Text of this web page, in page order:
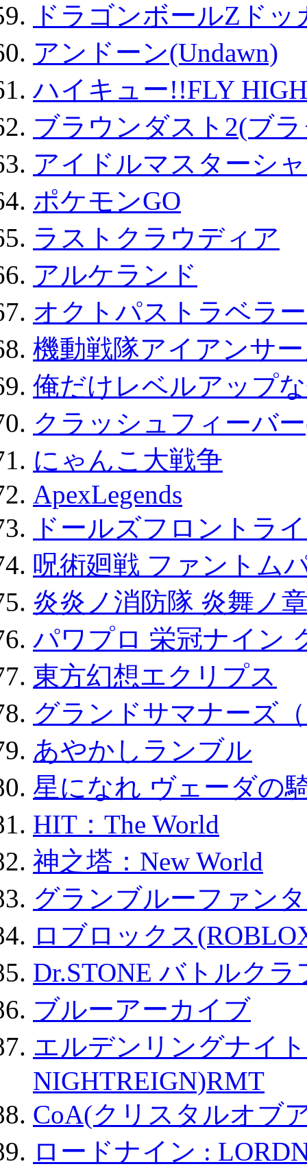
ドラゴンボールZド
アンドーン(Undawn)
ハイキュー!!FLY HIGH
ブラウンダスト2(ブ
アイドルマスターシ
ポケモンGO
ラストクラウディア
アルケランド
オクトパストラベラ
機動戦隊アイアンサ
俺だけレベルアップ
クラッシュフィーバ
にゃんこ大戦争
ApexLegends
ドールズフロントラ
呪術廻戦 ファントム
炎炎ノ消防隊 炎舞ノ
パワプロ 栄冠ナイン
東方幻想エクリプス
グランドサマナーズ
あやかしランブル
星になれ ヴェーダの
HIT：The World
神之塔：New World
グランブルーファン
ロブロックス
Dr.STONE バトルク
ブルーアーカイブ
エルデンリングナイ
NIGHTREIGN)RMT
CoA(クリスタルオブ
ロードナイン :